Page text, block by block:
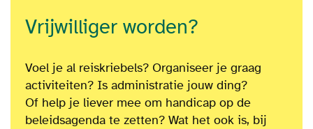
Vrijwilliger worden?
Voel je al reiskriebels? Organiseer je graag
activiteiten? Is administratie jouw ding?
Of help je liever mee om handicap op de
beleidsagenda te zetten? Wat het ook is, bij